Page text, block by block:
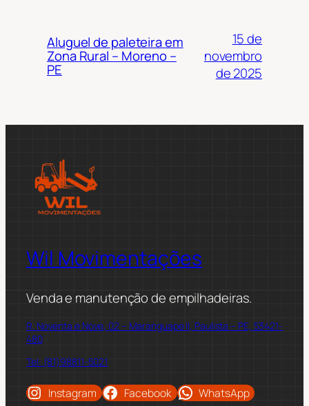
Aluguel de paleteira em
Zona Rural – Moreno –
PE
15 de
novembro
de 2025
Wil Movimentações
Venda e manutenção de empilhadeiras.
R. Noventa e Nove, 02 – Maranguape II, Paulista – PE, 53421-
480
Tel: (81)98811-5021
Instagram Facebook WhatsApp